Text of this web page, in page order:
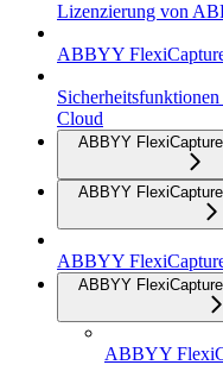
Lizenzierung von
ABBYY
Cloud
ABBYY
ABBYY
ABBYY
ABBYY
ABBYY